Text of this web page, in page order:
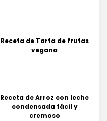
Receta de Tarta de frutas
vegana
Receta de Arroz con leche
condensada fácil y
cremoso